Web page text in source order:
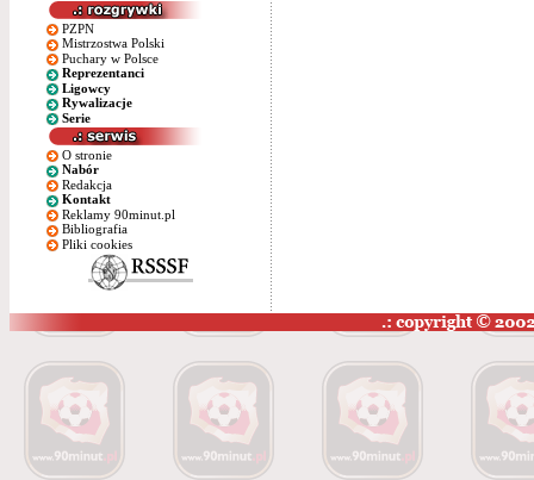
PZPN
Mistrzostwa Polski
Puchary w Polsce
Reprezentanci
Ligowcy
Rywalizacje
Serie
O stronie
Nabór
Redakcja
Kontakt
Reklamy 90minut.pl
Bibliografia
Pliki cookies